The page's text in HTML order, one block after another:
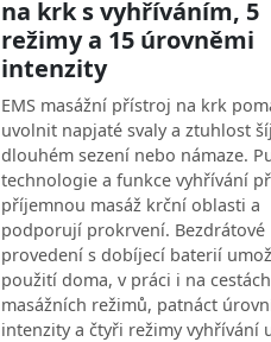
na krk s vyhříváním, 5
režimy a 15 úrovněmi
intenzity
EMS masážní přístroj na krk
uvolnit napjaté svaly a ztuhlost
dlouhém sezení nebo námaze.
technologie a funkce vyhřívání
příjemnou masáž krční oblasti a
podporují prokrvení. Bezdrátové
provedení s dobíjecí baterií
použití doma, v práci i na
masážních režimů, patnáct
intenzity a čtyři režimy vyhřívání